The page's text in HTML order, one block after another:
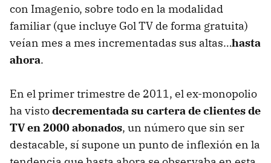
con Imagenio, sobre todo en la modalidad
familiar (que incluye Gol TV de forma gratuita)
veían mes a mes incrementadas sus altas…hasta
ahora.
En el primer trimestre de 2011, el ex-monopolio
ha vistodecrementada su cartera de clientes de
TV en 2000 abonados, un número que sin ser
destacable, sí supone un punto de inflexión en la